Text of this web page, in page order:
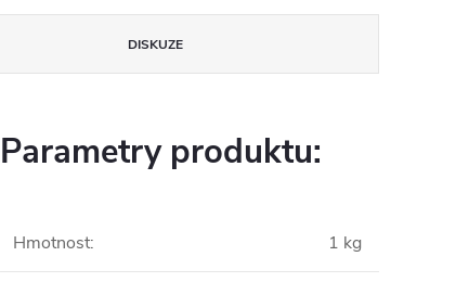
DISKUZE
Parametry produktu:
Hmotnost: 1 kg